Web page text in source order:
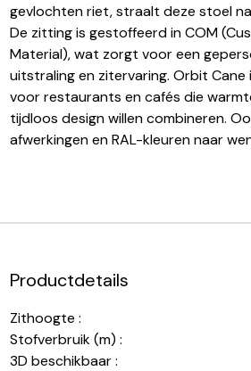
gevlochten riet, straalt deze stoel
De zitting is gestoffeerd in COM
Material), wat zorgt voor een
uitstraling en zitervaring. Orbit Cane
voor restaurants en cafés die
tijdloos design willen combineren.
afwerkingen en RAL-kleuren naar
Productdetails
Zithoogte :
Stofverbruik (m) :
3D beschikbaar :